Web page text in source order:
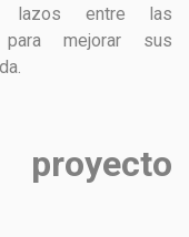
lazos entre las
para mejorar sus